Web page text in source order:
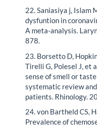
22. Saniasiya j, Islam
dysfuntion in
A meta-analysis.
878.
23. Borsetto D,
Tirelli G, Polesel J, et
sense of smell or
systematic review
patients. Rhinology.
24. von Bartheld CS,
Prevalence of